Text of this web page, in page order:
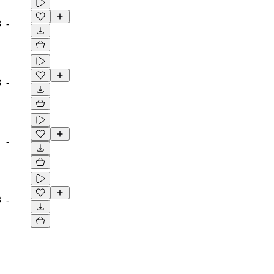
-
-
-
-